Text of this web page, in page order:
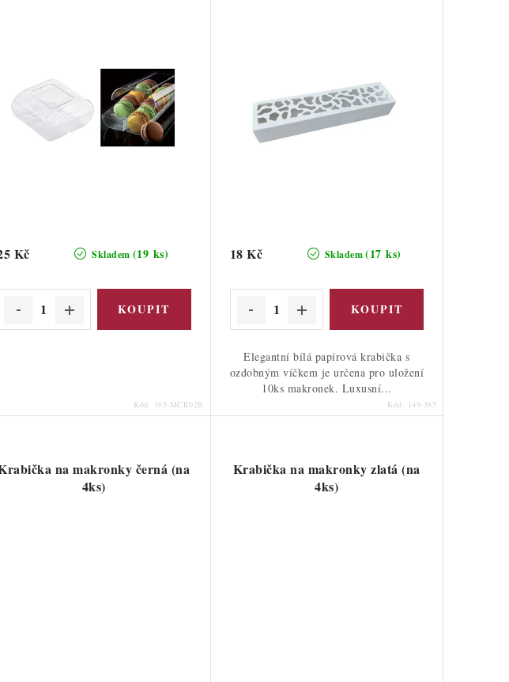
Skladem (19 ks)
Kč
Kód: 105-MCR02B
Skladem(17 ks)
18 Kč
Elegantní bílá papírová krabička s
ozdobným víčkem je určena pro uložení
10ks makronek. Luxusní...
Kód: 149-385
na makronky černá (na
4ks)
Krabička na makronky zlatá (na
4ks)